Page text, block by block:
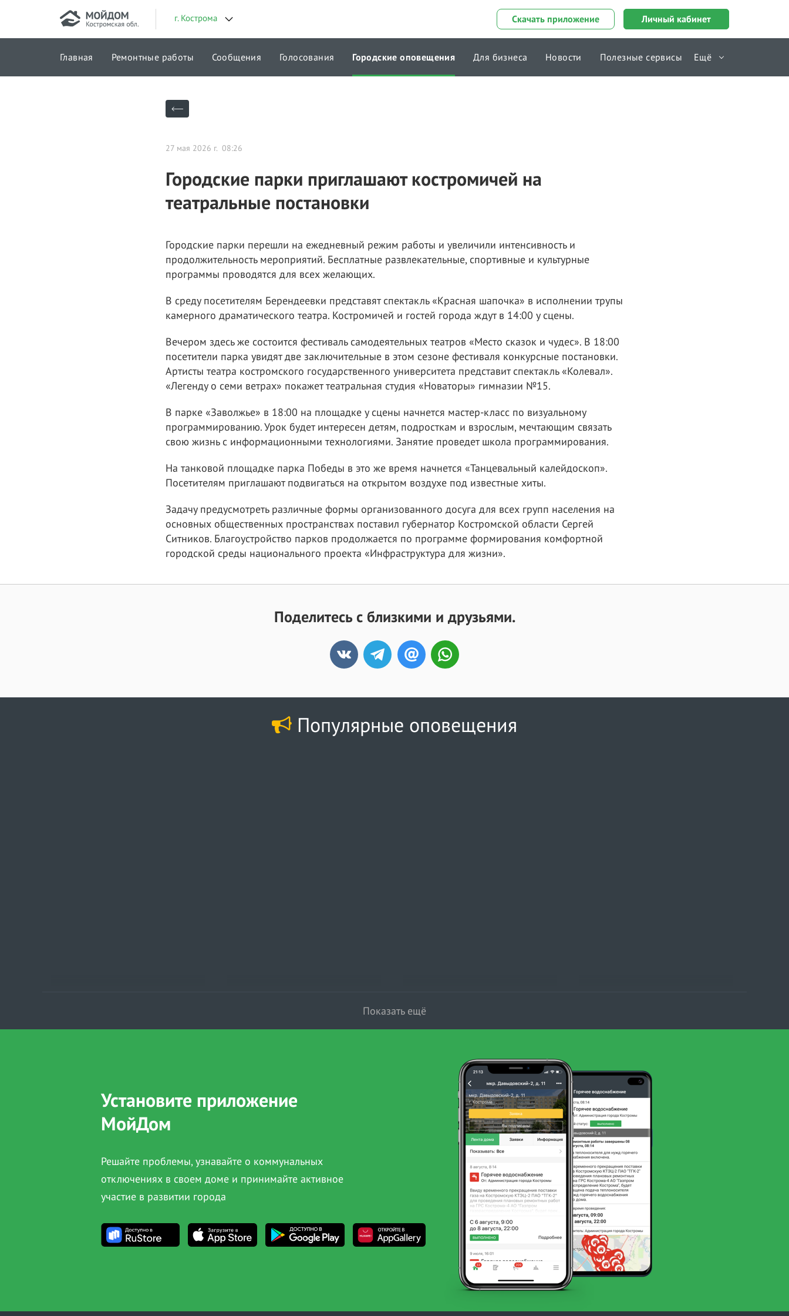
г. Кострома Скачать приложение Личный кабинет
Главная Ремонтные работы Сообщения Голосования Городские оповещения Для бизнеса Новости Полезные сервисы Ещё
27 мая 2026 г. 08:26
Городские парки приглашают костромичей на
театральные постановки
Городские парки перешли на ежедневный режим работы и увеличили интенсивность и
продолжительность мероприятий. Бесплатные развлекательные, спортивные и культурные
программы проводятся для всех желающих.
В среду посетителям Берендеевки представят спектакль «Красная шапочка» в исполнении трупы
камерного драматического театра. Костромичей и гостей города ждут в 14:00 у сцены.
Вечером здесь же состоится фестиваль самодеятельных театров «Место сказок и чудес». В 18:00
посетители парка увидят две заключительные в этом сезоне фестиваля конкурсные постановки.
Артисты театра костромского государственного университета представит спектакль «Колевал».
«Легенду о семи ветрах» покажет театральная студия «Новаторы» гимназии №15.
В парке «Заволжье» в 18:00 на площадке у сцены начнется мастер-класс по визуальному
программированию. Урок будет интересен детям, подросткам и взрослым, мечтающим связать
свою жизнь с информационными технологиями. Занятие проведет школа программирования.
На танковой площадке парка Победы в это же время начнется «Танцевальный калейдоскоп».
Посетителям приглашают подвигаться на открытом воздухе под известные хиты.
Задачу предусмотреть различные формы организованного досуга для всех групп населения на
основных общественных пространствах поставил губернатор Костромской области Сергей
Ситников. Благоустройство парков продолжается по программе формирования комфортной
городской среды национального проекта «Инфраструктура для жизни».
Поделитесь с близкими и друзьями.
Популярные оповещения
Показать ещё
Установите приложение
МойДом
Решайте проблемы, узнавайте о коммунальных
отключениях в своем доме и принимайте активное
участие в развитии города